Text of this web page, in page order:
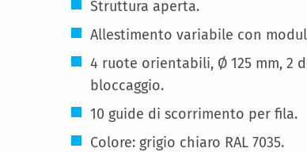
Struttura aperta.
Allestimento variabile con moduli
4 ruote orientabili, Ø 125 mm, 2
bloccaggio.
10 guide di scorrimento per fila.
Colore: grigio chiaro RAL 7035.